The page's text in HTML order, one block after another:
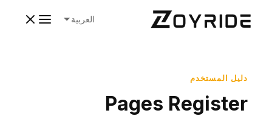
العربية
دليل المستخدم
Pages Register